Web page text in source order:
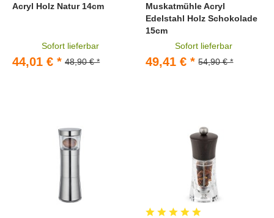
Acryl Holz Natur 14cm
Sofort lieferbar
48,90 € *
44,01 € *
Muskatmühle Acryl
Edelstahl Holz Schokolade
15cm
Sofort lieferbar
54,90 € *
49,41 € *